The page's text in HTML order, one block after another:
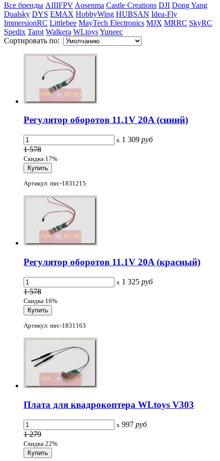
Все бренды AIIIFPV Aosenma Castle Creations DJI Dong Yang
Dualsky DYS EMAX HobbyWing HUBSAN Idea-Fly
ImmersionRC Littlebee MayTech Electronics MJX MRRC SkyRC
Spedix Tarot Walkera WLtoysYuneec
Сортировать по:
Регулятор оборотов 11.1V 20A (синий)
x 1 309 руб
1 578
Скидка 17%
Артикул: mrc-1831215
Регулятор оборотов 11.1V 20A (красный)
x 1 325 руб
1 578
Скидка 16%
Артикул: mrc-1831163
Плата для квадрокоптера WLtoys V303
x 997 руб
1 279
Скидка 22%